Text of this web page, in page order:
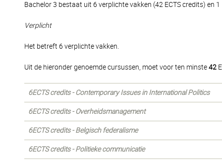
Bachelor 3 bestaat uit 6 verplichte vakken (42 ECTS credits) en 1
Verplicht
Het betreft 6 verplichte vakken.
Uit de hieronder genoemde cursussen, moet voor ten minste42
6ECTS credits - Contemporary Issues in International Politics
6ECTS credits - Overheidsmanagement
6ECTS credits - Belgisch federalisme
6ECTS credits - Politieke communicatie